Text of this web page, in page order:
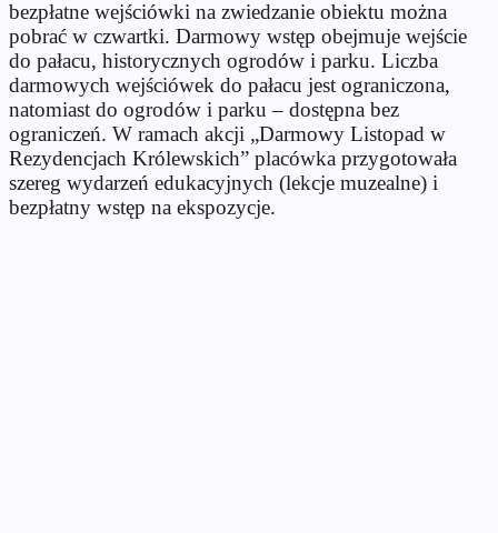
bezpłatne wejściówki na zwiedzanie obiektu można
pobrać w czwartki. Darmowy wstęp obejmuje wejście
do pałacu, historycznych ogrodów i parku. Liczba
darmowych wejściówek do pałacu jest ograniczona,
natomiast do ogrodów i parku – dostępna bez
ograniczeń. W ramach akcji „Darmowy Listopad w
Rezydencjach Królewskich” placówka przygotowała
szereg wydarzeń edukacyjnych (lekcje muzealne) i
bezpłatny wstęp na ekspozycje.